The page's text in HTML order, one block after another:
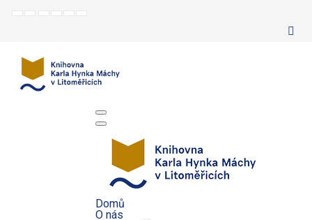
Default
Night
SetSetMakeSet
Domů
O nás